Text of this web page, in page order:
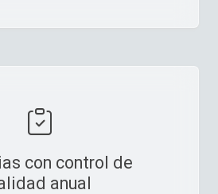
con control de
anual